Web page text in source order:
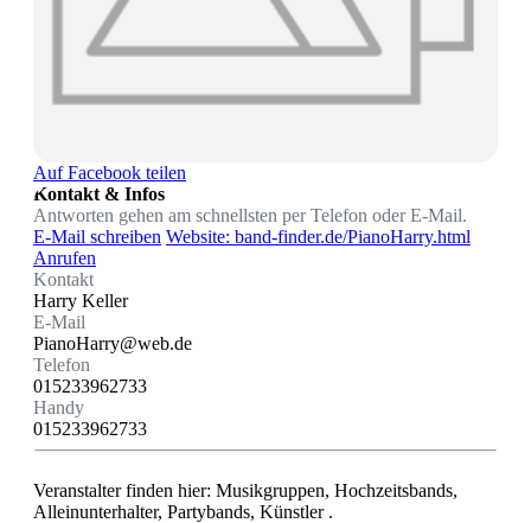
Auf Facebook teilen
Kontakt & Infos
Antworten gehen am schnellsten per Telefon oder E-Mail.
E-Mail schreiben Website: band-finder.de/PianoHarry.html
Anrufen
Kontakt
Harry Keller
E-Mail
PianoHarry@web.de
Telefon
015233962733
Handy
015233962733
Veranstalter finden hier: Musikgruppen, Hochzeitsbands,
Alleinunterhalter, Partybands, Künstler .